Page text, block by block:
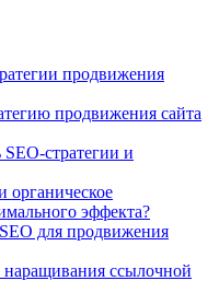
продвижения
продвижения сайта
стратегии и
органическое
эффекта?
для продвижения
наращивания ссылочной